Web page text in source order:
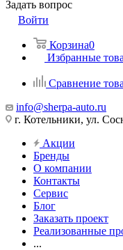
Задать вопрос
Войти
Корзина0
Избранные
Сравнение
info@sherpa-auto.ru
г. Котельники, ул.
Акции
Бренды
О компании
Контакты
Сервис
Блог
Заказать проект
Реализованные
...